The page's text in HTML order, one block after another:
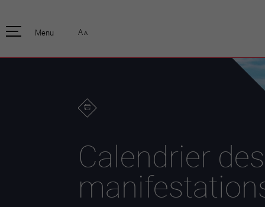
Enfants et écoliers
Formation
environnement
Informations parcelles
Guichet virtuel
Annuaire communal
Emplois
Organisation
communale
Programme de
législature
Stratégies
Jumelage
Menu A A
Calendrier des